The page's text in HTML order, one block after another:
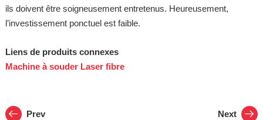
ils doivent être soigneusement entretenus. Heureusement,
l’investissement ponctuel est faible.
Liens de produits connexes
Machine à souder Laser fibre
Prev Next